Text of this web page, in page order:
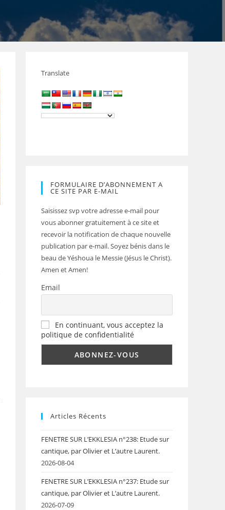
Translate
FORMULAIRE D’ABONNEMENT A
CE SITE PAR E-MAIL
Saisissez svp votre adresse e-mail pour
vous abonner gratuitement à ce site et
recevoir la notification de chaque nouvelle
publication par e-mail. Soyez bénis dans le
beau de Yéshoua le Messie (Jésus le Christ).
Amen et Amen!
Email
En continuant, vous acceptez la
politique de confidentialité
Articles Récents
FENETRE SUR L’EKKLESIA n°238: Etude sur
cantique, par Olivier et L’autre Laurent.
2026-08-04
FENETRE SUR L’EKKLESIA n°237: Etude sur
cantique, par Olivier et L’autre Laurent.
2026-07-09